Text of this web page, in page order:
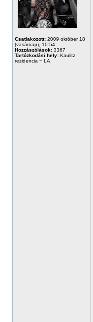
Csatlakozott: 2009 október 18
(vasárnap), 10:54
Hozzászólások: 3367
Tartózkodási hely: Kaulitz
rezidencia ~ LA.